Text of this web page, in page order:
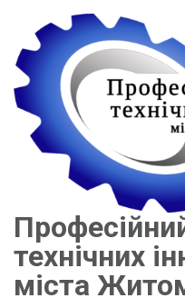
вмісту
(натисніть
Enter)
технічних
міста